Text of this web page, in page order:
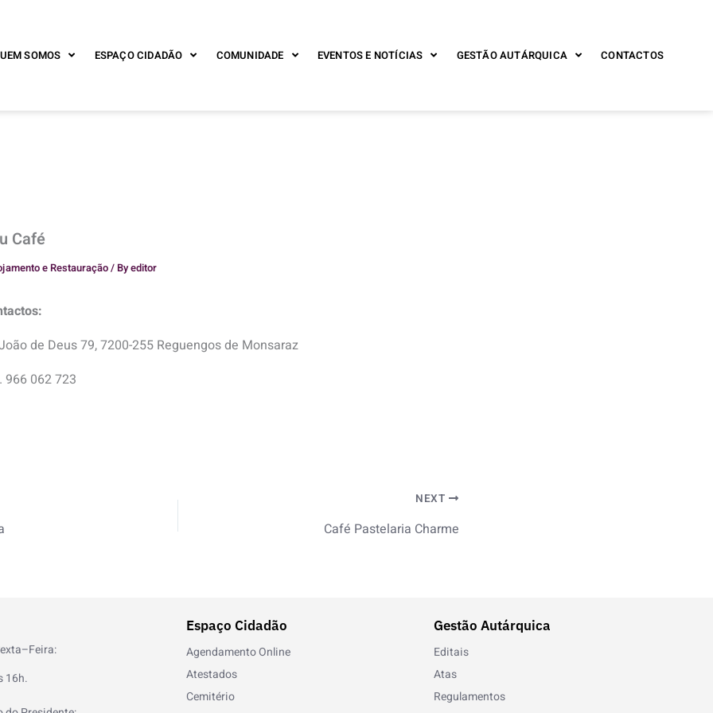
SOMOS ESPAÇO CIDADÃO COMUNIDADE EVENTOS E NOTÍCIAS GESTÃO AUTÁRQUICA CONTACTOS
Café
e Restauração/ Byeditor
de Deus 79, 7200-255 Reguengos de Monsaraz
966 062 723
NEXT
Café Pastelaria Charme
16h.
Espaço Cidadão
Agendamento Online
Atestados
Cemitério
Gestão Autárquica
Editais
Atas
Regulamentos